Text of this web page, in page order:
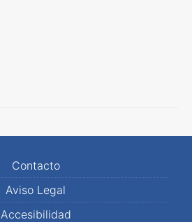
Contacto
Aviso Legal
Accesibilidad